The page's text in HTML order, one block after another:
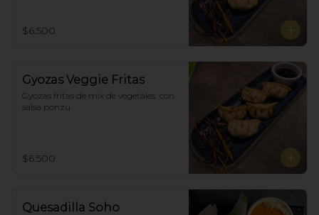
$6.500
Gyozas Veggie Fritas
Gyozas fritas de mix de vegetales  con
salsa ponzu
$6.500
Quesadilla Soho